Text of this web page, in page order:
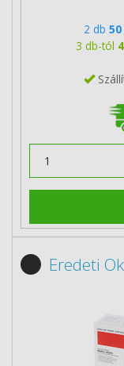
2 db
3 db-tól
Eredeti